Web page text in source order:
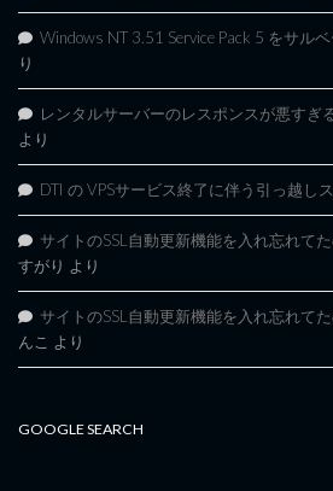
Windows NT 3.51 Service Pack 5 をサル
り
レンタルサーバーのレスポンスが悪すぎ
より
DTI の VPSサービス終了に伴う引っ越し
サイトのSSL自動更新機能を入れ忘れて
すがり より
サイトのSSL自動更新機能を入れ忘れて
んこ より
GOOGLE SEARCH